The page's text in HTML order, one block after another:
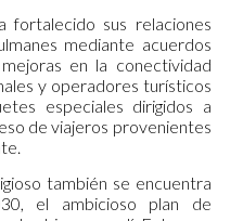
fortalecido sus relaciones
mediante acuerdos
en la conectividad
y operadores turísticos
especiales dirigidos a
de viajeros provenientes
también se encuentra
el ambicioso plan de